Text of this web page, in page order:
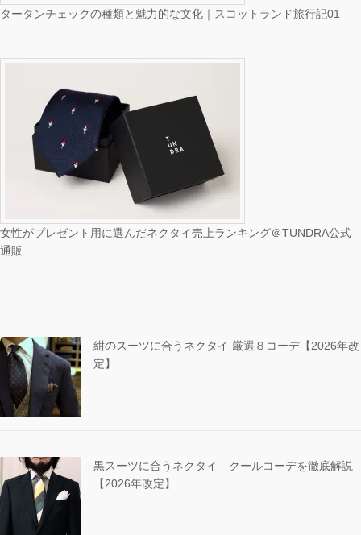
タータンチェックの種類と魅力的な文化｜スコットランド旅行記01
女性がプレゼント用に選んだネクタイ売上ランキング＠TUNDRA公式
通販
紺のスーツに合うネクタイ 厳選８コーデ【2026年改
定】
黒スーツに合うネクタイ クールコーデを徹底解説
【2026年改定】